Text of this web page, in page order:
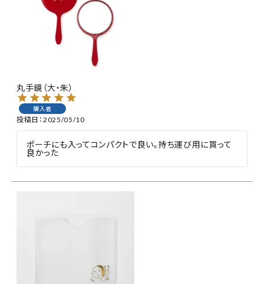
丸手鏡（大・朱）
購入者
投稿日 2025/05/10
ポーチにも入ってコンパクトで良い。持ち運び用に買って
良かった